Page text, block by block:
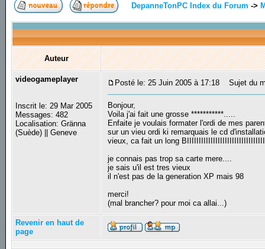
DepanneTonPC Index du Forum ->
Auteur
videogameplayer
Inscrit le: 29 Mar 2005
Messages: 482
Localisation: Gränna
(Suède) || Geneve
Posté le: 25 Juin 2005 à 17:18 Sujet du
Bonjour,
Voila j'ai fait une grosse ***********.....
Enfaite je voulais formater l'ordi de mes
sur un vieu ordi ki remarquais le cd
vieux, ca fait un long
je connais pas trop sa carte mere....
je sais u'il est tres vieux
il n'est pas de la generation XP mais 98
merci!
(mal brancher? pour moi ca allai...)
Revenir en haut de
page